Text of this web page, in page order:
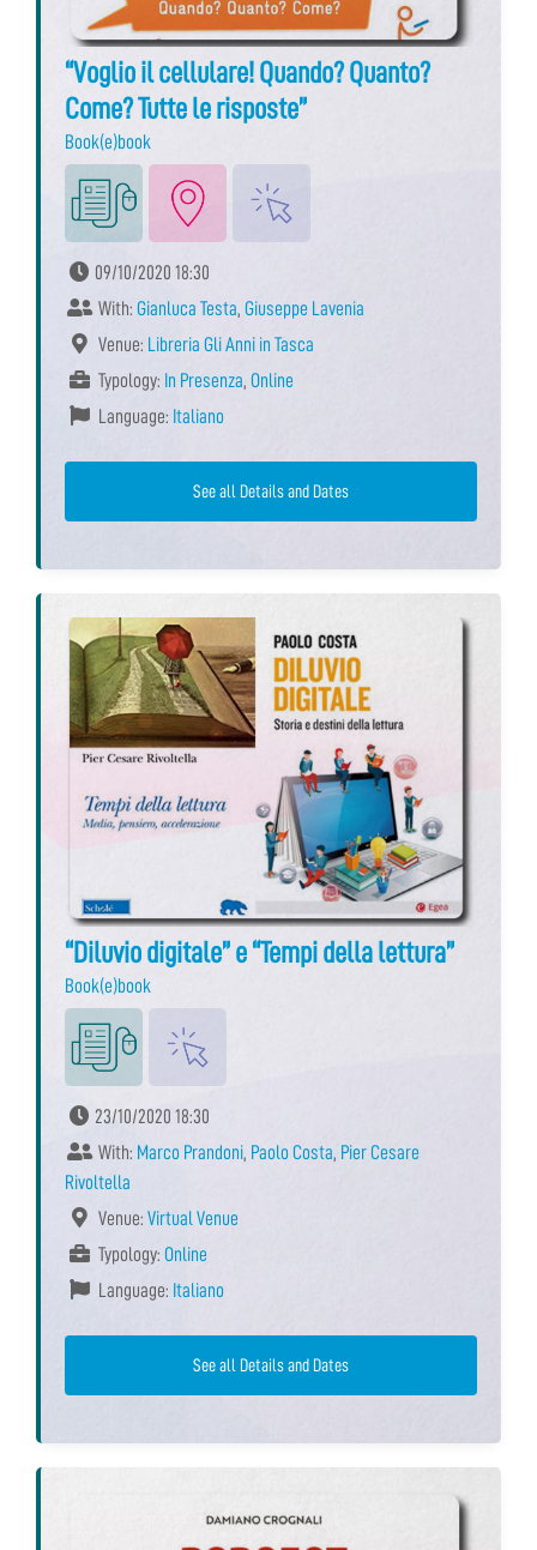
“Voglio il cellulare! Quando? Quanto?
Come? Tutte le risposte”
Book(e)book
09/10/2020 18:30
With: Gianluca Testa, Giuseppe Lavenia
Venue: Libreria Gli Anni in Tasca
Typology: In Presenza, Online
Language: Italiano
See all Details and Dates
“Diluvio digitale” e “Tempi della lettura”
Book(e)book
23/10/2020 18:30
With: Marco Prandoni, Paolo Costa, Pier Cesare
Rivoltella
Venue: Virtual Venue
Typology: Online
Language: Italiano
See all Details and Dates